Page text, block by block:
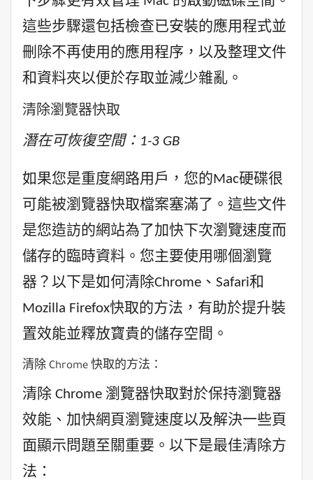
這些步驟還包括檢查已安裝的應用程式並
刪除不再使用的應用程序，以及整理文件
和資料夾以便於存取並減少雜亂。
清除瀏覽器快取
潛在可恢復空間：1-3 GB
如果您是重度網路用戶，您的Mac硬碟很
可能被瀏覽器快取檔案塞滿了。這些文件
是您造訪的網站為了加快下次瀏覽速度而
儲存的臨時資料。您主要使用哪個瀏覽
器？以下是如何清除Chrome、Safari和
Mozilla Firefox快取的方法，有助於提升裝
置效能並釋放寶貴的儲存空間。
清除 Chrome 快取的方法：
清除 Chrome 瀏覽器快取對於保持瀏覽器
效能、加快網頁瀏覽速度以及解決一些頁
面顯示問題至關重要。以下是最佳清除方
法：